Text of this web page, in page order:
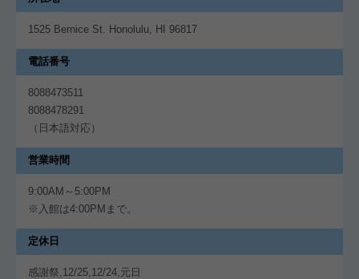
1525 Bernice St. Honolulu, HI 96817
電話番号
8088473511
8088478291
（日本語対応）
営業時間
9:00AM～5:00PM
※入館は4:00PMまで。
定休日
感謝祭,12/25,12/24,元日